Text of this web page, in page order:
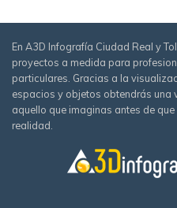
En A3D Infografía Ciudad Real y
proyectos a medida para
particulares. Gracias a la
espacios y objetos obtendrás una
aquello que imaginas antes de que
realidad.